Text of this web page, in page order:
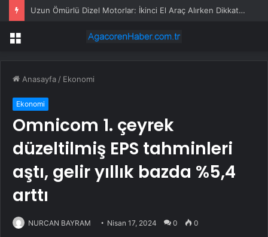
Uzun Ömürlü Dizel Motorlar: İkinci El Araç Alırken Dikkat Edilmesi Gerekenler
Menü
Anasayfa / Ekonomi
Ekonomi
Omnicom 1. çeyrek
düzeltilmiş EPS tahminleri
aştı, gelir yıllık bazda %5,4
arttı
NURCAN BAYRAM Nisan 17, 2024 0 0